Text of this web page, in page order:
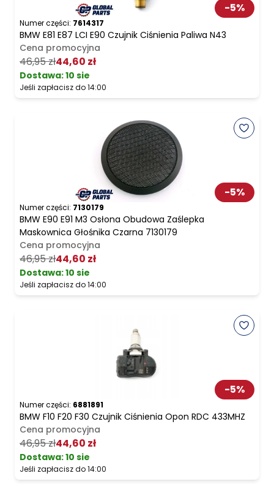
-5%
Numer części: 7614317
BMW E81 E87 LCI E90 Czujnik Ciśnienia Paliwa N43
Cena promocyjna
46,95 zł44,60 zł
Dostawa:10 sie
Jeśli zapłacisz do 14:00
-5%
Numer części: 7130179
BMW E90 E91 M3 Osłona Obudowa Zaślepka
Maskownica Głośnika Czarna 7130179
Cena promocyjna
46,95 zł44,60 zł
Dostawa:10 sie
Jeśli zapłacisz do 14:00
-5%
Numer części: 6881891
BMW F10 F20 F30 Czujnik Ciśnienia Opon RDC 433MHZ
Cena promocyjna
46,95 zł44,60 zł
Dostawa:10 sie
Jeśli zapłacisz do 14:00